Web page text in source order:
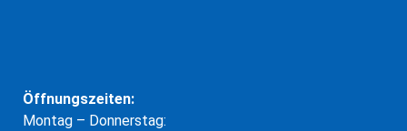
Öffnungszeiten:
Montag – Donnerstag: